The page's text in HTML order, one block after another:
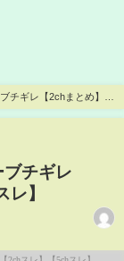
チギレ【2chまとめ】
チギレ
】